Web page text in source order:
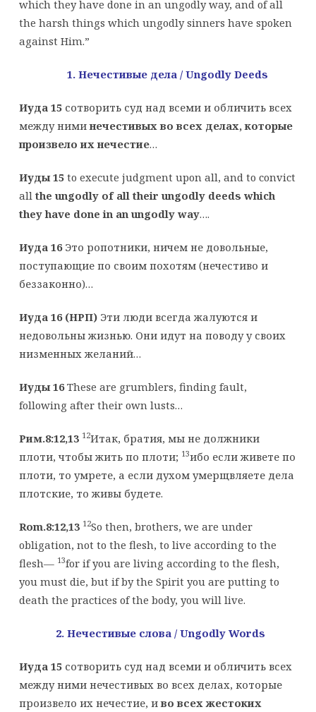
which they have done in an ungodly way, and of all
the harsh things which ungodly sinners have spoken
against Him.”
1. Нечестивые дела / Ungodly Deeds
Иуда 15сотворить суд над всеми и обличить всех
между ниминечестивых во всех делах, которые
произвело их нечестие…
Иуды 15to execute judgment upon all, and to convict
all the ungodly of all their ungodly deeds which
they have done in an ungodly way….
Иуда 16Это ропотники, ничем не довольные,
поступающие по своим похотям (нечестиво и
беззаконно)…
Иуда 16 (НРП)Эти люди всегда жалуются и
недовольны жизнью. Они идут на поводу у своих
низменных желаний…
Иуды 16These are grumblers, finding fault,
following after their own lusts…
Рим.8:12,13 12Итак, братия, мы не должники
плоти, чтобы жить по плоти; 13ибо если живете по
плоти, то умрете, а если духом умерщвляете дела
плотские, то живы будете.
Rom.8:12,13 12So then, brothers, we are under
obligation, not to the flesh, to live according to the
flesh— 13for if you are living according to the flesh,
you must die, but if by the Spirit you are putting to
death the practices of the body, you will live.
2. Нечестивые слова / Ungodly Words
Иуда 15сотворить суд над всеми и обличить всех
между ними нечестивых во всех делах, которые
произвело их нечестие, иво всех жестоких